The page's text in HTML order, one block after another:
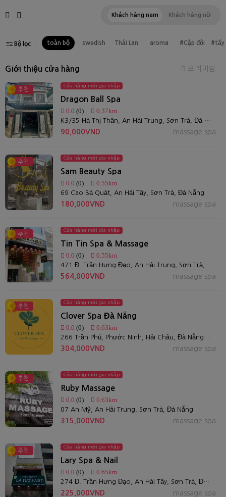
Khách hàng nam Khách hàng nữ
toàn bộ swedish Thái Lan aroma #Cặp đôi #tẩy
Bộ lọc
Giới thiệu cửa hàng 프리미엄
추천
Cửa hàng mới gia nhập
Dragon Ball Spa
0.0 (0) 0.37km
K3/35 Hà Thị Thân, An Hải Trung, Sơn Trà, Đà Nẵng 550000, Việt Nam
massage spa
90,000VND
추천
Cửa hàng mới gia nhập
Sam Beauty Spa
0.0 (0) 0.55km
69 Cao Bá Quát, An Hải Tây, Sơn Trà, Đà Nẵng
massage spa
180,000VND
추천
Cửa hàng mới gia nhập
Tin Tin Spa & Massage
0.0 (0) 0.55km
471 Đ. Trần Hưng Đạo, An Hải Trung, Sơn Trà, Đà Nẵng, Việt Nam
massage spa
564,000VND
추천
Cửa hàng mới gia nhập
Clover Spa Đà Nẵng
0.0 (0) 0.63km
266 Trần Phú, Phước Ninh, Hải Châu, Đà Nẵng, Việt Nam
massage spa
304,000VND
추천
Cửa hàng mới gia nhập
Ruby Massage
0.0 (0) 0.63km
07 An Mỹ, An Hải Trung, Sơn Trà, Đà Nẵng
massage spa
315,000VND
추천
Cửa hàng mới gia nhập
Lary Spa & Nail
0.0 (0) 0.65km
274 Đ. Trần Hưng Đạo, An Hải Tây, Sơn Trà, Đà Nẵng, Việt Nam
massage spa
225,000VND